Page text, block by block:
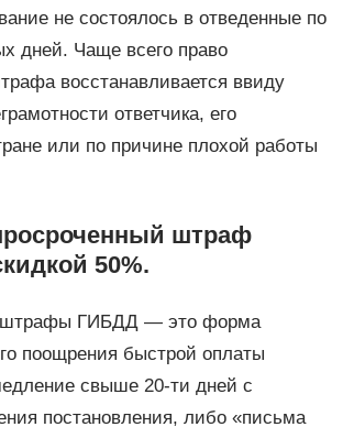
не состоялось в отведенные по
дней. Чаще всего право
восстанавливается ввиду
ответчика, его
или по причине плохой работы
штраф
50%.
штрафы ГИБДД — это форма
поощрения быстрой оплаты
свыше 20-ти дней с
постановления, либо «письма